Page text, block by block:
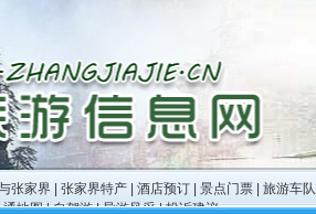
张家界 张家界特产 酒店预订 景点门票 旅游车队
通地图|自驾游|导游风采|投诉建议